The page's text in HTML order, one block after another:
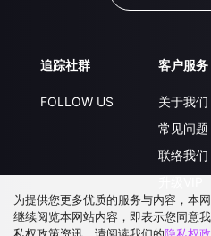
追踪社群
FOLLOW US
客户服务
关于我们
常见问题
联络我们
为提供您更多优质的服务与内容，本
继续阅览本网站内容，即表示您同意